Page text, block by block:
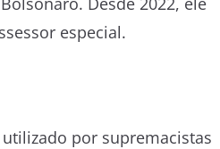
especial.
por supremacistas